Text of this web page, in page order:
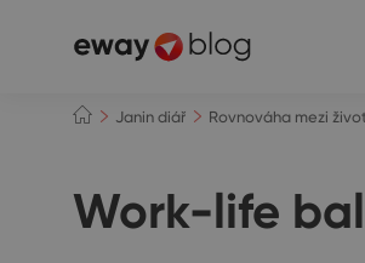
Janin diář Rovnováha mezi
Work-life